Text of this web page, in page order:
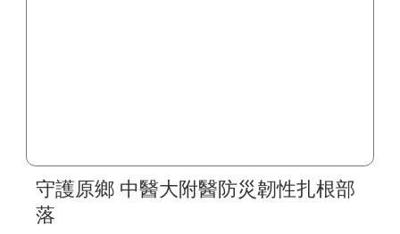
守護原鄉 中醫大附醫防災韌性扎根部
落